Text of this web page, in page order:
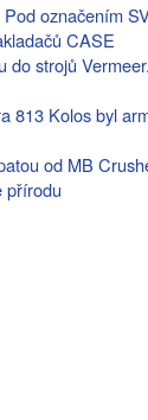
označením
CASE
do strojů
813 Kolos byl
od MB
přírodu